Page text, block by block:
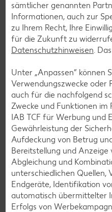
Zurück zu
Glutenfreie Rezepte
sämtlicher genannten
Informationen, auch zur
zu Ihrem Recht, Ihre
für die Zukunft zu
Datenschutzhinweisen.
Unter „Anpassen“ können
Verwendungszwecke oder
auch für die nachfolgend
Zwecke und Funktionen im
IAB TCF für Werbung und
Gewährleistung der
Aufdeckung von Betrug
Bereitstellung und
Abgleichung und
unterschiedlichen Quellen,
Endgeräte, Identifikation
automatisch übermittelter
Erfolgs von